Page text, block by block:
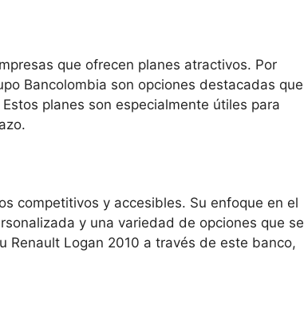
que ofrecen planes atractivos. Por
Bancolombia son opciones destacadas que
planes son especialmente útiles para
competitivos y accesibles. Su enfoque en el
y una variedad de opciones que se
Renault Logan 2010 a través de este banco,